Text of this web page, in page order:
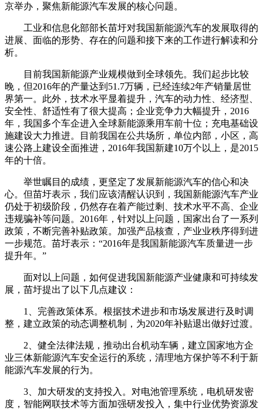
京举办，聚焦新能源汽车发展的核心问题。
工业和信息化部部长苗圩对我国新能源汽车的发展取得的
进展、面临的形势、存在的问题和接下来的工作进行解读和分
析。
目前我国新能源产业规模做到全球领先。我们起步比较
晚，但2016年的产量达到51.7万辆，已经连续2年产销量居世
界第一。此外，技术水平显着提升，汽车的动力性、经济型、
安全性、舒适性有了很大提高；企业竞争力大幅提升，2016
年，我国多个车企进入全球新能源乘用车前十位；充电基础设
施建设大力推进。目前我国在公共场所，单位内部，小区，高
速公路上建设全面推进，2016年我国新建10万个以上，是2015
年的十倍。
举世瞩目的成绩，更坚定了发展新能源汽车的信心和决
心。但苗圩表示，我们应该清醒认识到，我国新能源汽车产业
仍处于初级阶段，仍然存在着产能过剩、技术水平不高、企业
违规骗补等问题。2016年，针对以上问题，国家出台了一系列
政策，不断完善补贴政策。加强产品核查，产业业秩序得到进
一步规范。苗圩表示：“2016年是我国新能源汽车质量进一步
提升年。”
面对以上问题，如何促进我国新能源产业健康和可持续发
展，苗圩提出了以下几点建议：
1、完善政策体系。根据技术进步和市场发展进行及时调
整，建立政策的动态调整机制，为2020年补贴退出做好过渡。
2、健全法律法规，推动出台机动车辆，建立国家地方企
业三体新能源汽车安全运行的系统，清理地方保护等不利于新
能源汽车发展的行为。
3、加大研发的支持投入。对电池管理系统，电机研发密
度，智能网联技术等方面加强研发投入，集中行业优势资源发